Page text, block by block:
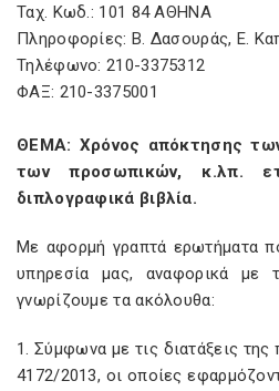
Ταχ. Κωδ.: 101 84 ΑΘΗΝΑ
Πληροφορίες: Β. Δασουράς, Ε.
Τηλέφωνο: 210-3375312
ΦΑΞ: 210-3375001
ΘΕΜΑ: Χρόνος απόκτησης
των προσωπικών, κ.λπ.
διπλογραφικά βιβλία.
Με αφορμή γραπτά ερωτήματα
υπηρεσία μας, αναφορικά
γνωρίζουμε τα ακόλουθα:
1. Σύμφωνα με τις διατάξεις
4172/2013, οι οποίες